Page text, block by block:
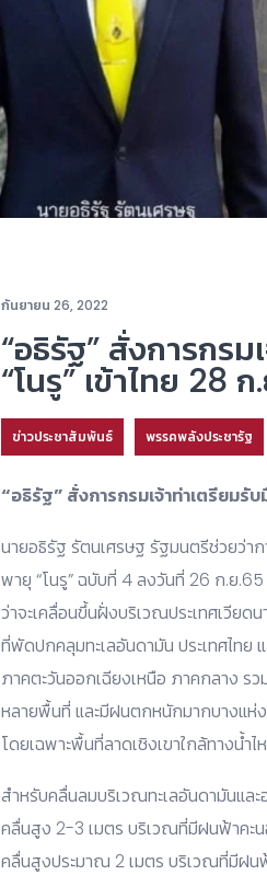
กันยายน 26, 2022
“อธิรัฐ” สั่งการกร
“โนรู” เข้าไทย 28
ข่าวประชาสัมพันธ์ พรรคพลังประชารัฐ
“อธิรัฐ” สั่งการกรมเจ้าท่าเตรียมรั
นายอธิรัฐ รัตนเศรษฐ รัฐมนตรีช่วยว่า
พายุ “โนรู” ฉบับที่ 4 ลงวันที่ 26 ก.ย
ว่าจะเคลื่อนขึ้นฝั่งบริเวณประเทศเวีย
ที่พัดปกคลุมทะเลอันดามัน ประเทศไทย
ภาคตะวันออกเฉียงเหนือ ภาคกลาง ร
หลายพื้นที่ และมีฝนตกหนักมากบางแห่
โดยเฉพาะพื้นที่ลาดเชิงเขาใกล้ทางน้ำ
สำหรับคลื่นลมบริเวณทะเลอันดามันและ
คลื่นสูง 2-3 เมตร บริเวณที่มีฝนฟ้าคะ
คลื่นสูงประมาณ 2 เมตร บริเวณที่มีฝน